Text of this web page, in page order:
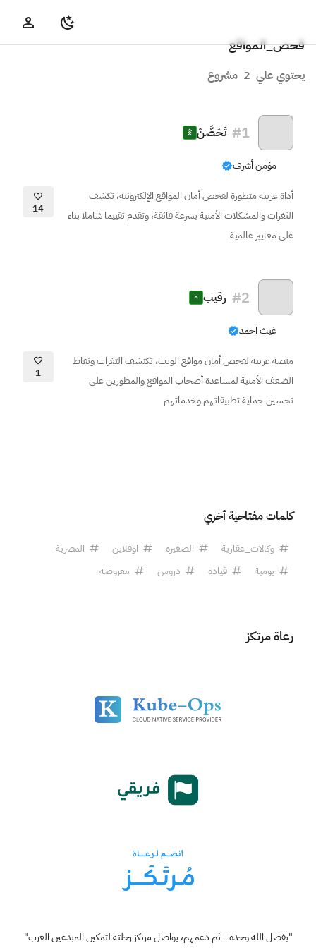
فحص_المواقع
يحتوي علي 2 مشروع
#1 تَحَصَّنْ
مؤمن أشرف
أداة عربية متطورة لفحص أمان المواقع الإلكترونية، تكشف
الثغرات والمشكلات الأمنية بسرعة فائقة، وتقدم تقييما شاملا بناء
على معايير عالمية
14
#2 رقيب
غيث احمد
منصة عربية لفحص أمان مواقع الويب، تكتشف الثغرات ونقاط
الضعف الأمنية لمساعدة أصحاب المواقع والمطورين على
تحسين حماية تطبيقاتهم وخدماتهم
1
كلمات مفتاحية أخري
وكالات_عقارية الصغيره اوفلاين
المصرية
يومية
قيادة دروس معروضه
رعاة مرتكز
"بفضل الله وحده - ثم دعمهم، يواصل مرتكز رحلته لتمكين المبدعين العرب"